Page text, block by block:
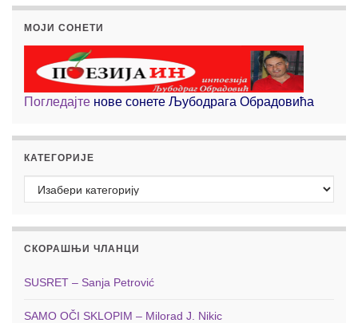
МОЈИ СОНЕТИ
Погледајте нове сонете Љубодрага Обрадовића
КАТЕГОРИЈЕ
Категорије
СКОРАШЊИ ЧЛАНЦИ
SUSRET – Sanja Petrović
SAMO OČI SKLOPIM – Milorad J. Nikic